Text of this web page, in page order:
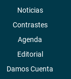
Noticias
Contrastes
Agenda
Editorial
Damos Cuenta